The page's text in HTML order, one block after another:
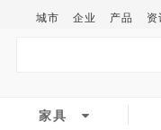
城市 企业 产品 资
家具